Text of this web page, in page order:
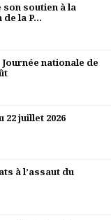
son soutien à la
la P...
nationale de
juillet 2026
à l’assaut du